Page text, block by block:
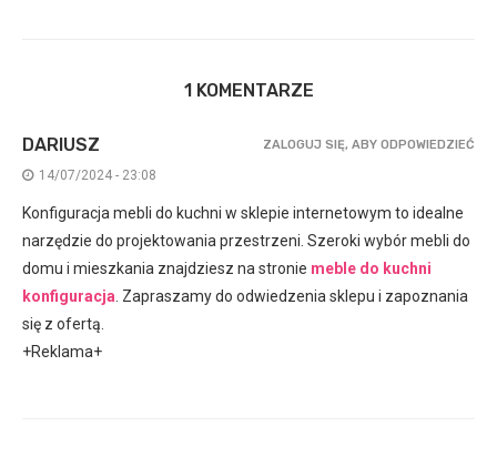
1 KOMENTARZE
DARIUSZ
14/07/2024 - 23:08
Konfiguracja mebli do kuchni w sklepie internetowym to idealne
narzędzie do projektowania przestrzeni. Szeroki wybór mebli do
domu i mieszkania znajdziesz na stronie meble do kuchni
konfiguracja . Zapraszamy do odwiedzenia sklepu i zapoznania
się z ofertą.
+Reklama+
ZALOGUJ SIĘ, ABY ODPOWIEDZIEĆ